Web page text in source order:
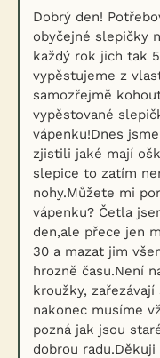
Dobrý den!
obyčejné slepičky
každý rok jich tak
vypěstujeme z
samozřejmě
vypěstované
vápenku!Dnes
zjistili jaké mají
slepice to zatím
nohy.Můžete mi
vápenku? Četla
den,ale přece jen
30 a mazat jim
hrozně času.Není
kroužky,
nakonec musíme
pozná jak jsou
dobrou radu.Děkuji